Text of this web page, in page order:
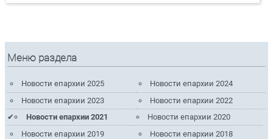
Меню раздела
Новости епархии 2025
Новости епархии 2024
Новости епархии 2023
Новости епархии 2022
Новости епархии 2021
Новости епархии 2020
Новости епархии 2019
Новости епархии 2018